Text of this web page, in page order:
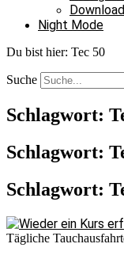
Night Mode
Du bist hier: Tec 50
Suche
Schlagwort:
Schlagwort:
Schlagwort:
Tägliche